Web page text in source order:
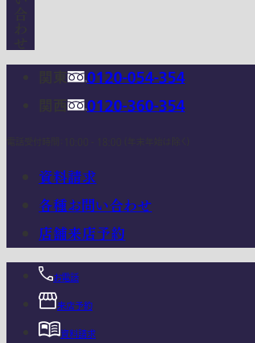
0120-054-354
0120-360-354
資料請求
各種お問い合わせ
店舗来店予約
お電話
来店予約
資料請求